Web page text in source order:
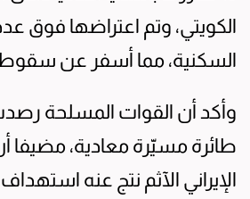
الكويتي، وتم اعتراضها فوق
السكنية، مما أسفر عن
طائرة مسيّرة معادية، مضيفا
الإيراني الآثم نتج عنه